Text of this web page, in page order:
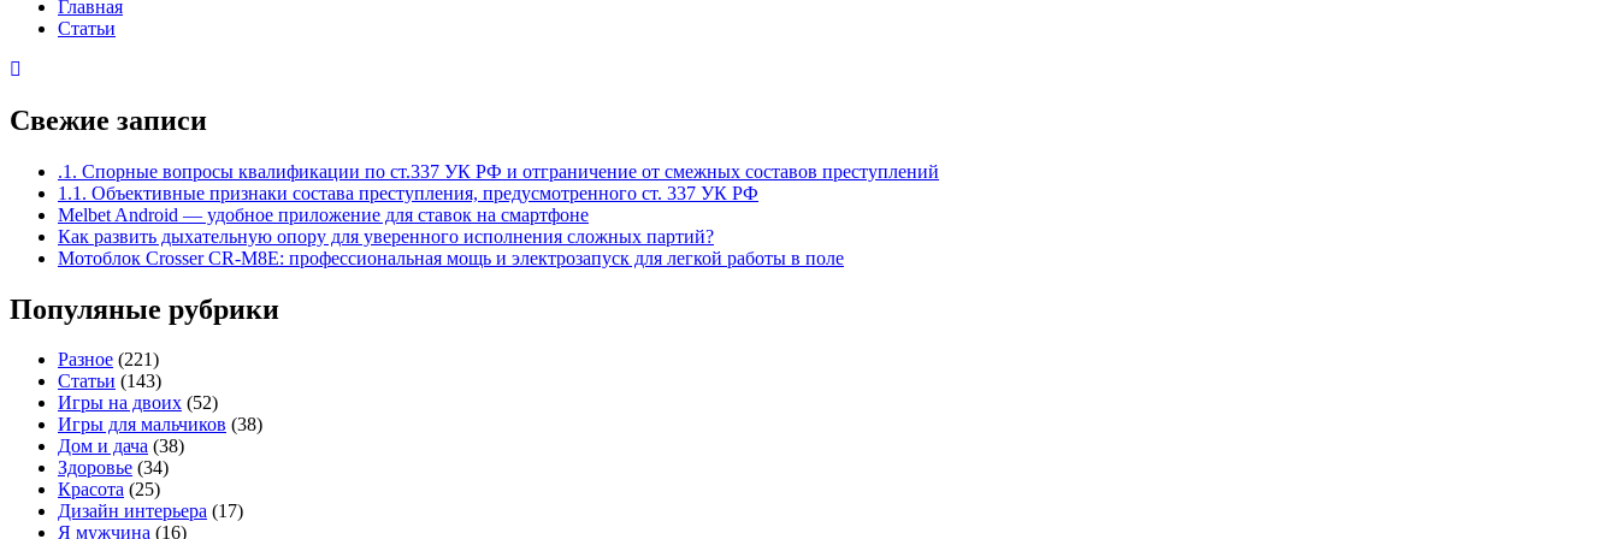
Главная
Статьи
Свежие записи
.1. Спорные вопросы квалификации по ст.337 УК РФ и отграничение от смежных составов преступлений
1.1. Объективные признаки состава преступления, предусмотренного ст. 337 УК РФ
Melbet Android — удобное приложение для ставок на смартфоне
Как развить дыхательную опору для уверенного исполнения сложных партий?
Мотоблок Crosser CR-M8E: профессиональная мощь и электрозапуск для легкой работы в поле
Популяные рубрики
Разное (221)
Статьи (143)
Игры на двоих (52)
Игры для мальчиков (38)
Дом и дача (38)
Здоровье (34)
Красота (25)
Дизайн интерьера (17)
Я мужчина (16)